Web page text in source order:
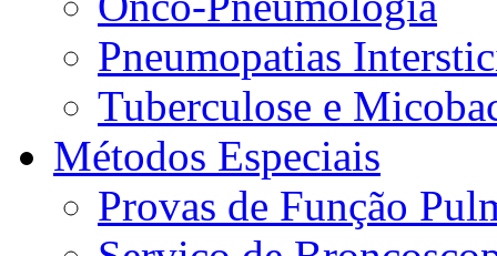
Pneumopatias
Tuberculose e
Métodos Especiais
Provas de Função